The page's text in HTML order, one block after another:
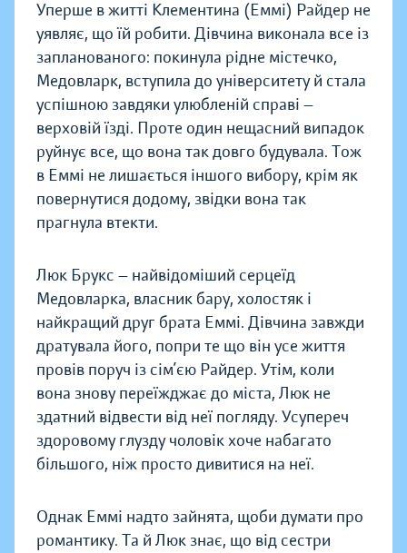
Уперше в житті Клементина (Еммі) Райдер не
уявляє, що їй робити. Дівчина виконала все із
запланованого: покинула рідне містечко,
Медовларк, вступила до університету й стала
успішною завдяки улюбленій справі —
верховій їзді. Проте один нещасний випадок
руйнує все, що вона так довго будувала. Тож
в Еммі не лишається іншого вибору, крім як
повернутися додому, звідки вона так
прагнула втекти.
Люк Брукс — найвідоміший серцеїд
Медовларка, власник бару, холостяк і
найкращий друг брата Еммі. Дівчина завжди
дратувала його, попри те що він усе життя
провів поруч із сім’єю Райдер. Утім, коли
вона знову переїжджає до міста, Люк не
здатний відвести від неї погляду. Усупереч
здоровому глузду чоловік хоче набагато
більшого, ніж просто дивитися на неї.
Однак Еммі надто зайнята, щоби думати про
романтику. Та й Люк знає, що від сестри